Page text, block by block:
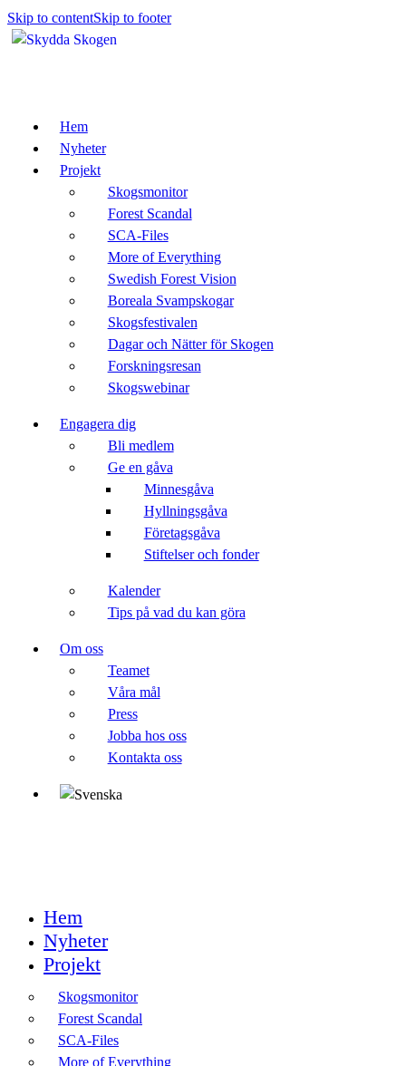
Skip to contentSkip to footer
Hem
Nyheter
Projekt
Skogsmonitor
Forest Scandal
SCA-Files
More of Everything
Swedish Forest Vision
Boreala Svampskogar
Skogsfestivalen
Dagar och Nätter för Skogen
Forskningsresan
Skogswebinar
Engagera dig
Bli medlem
Ge en gåva
Minnesgåva
Hyllningsgåva
Företagsgåva
Stiftelser och fonder
Kalender
Tips på vad du kan göra
Om oss
Teamet
Våra mål​
Press
Jobba hos oss
Kontakta oss
Hem
Nyheter
Projekt
Skogsmonitor
Forest Scandal
SCA-Files
More of Everything